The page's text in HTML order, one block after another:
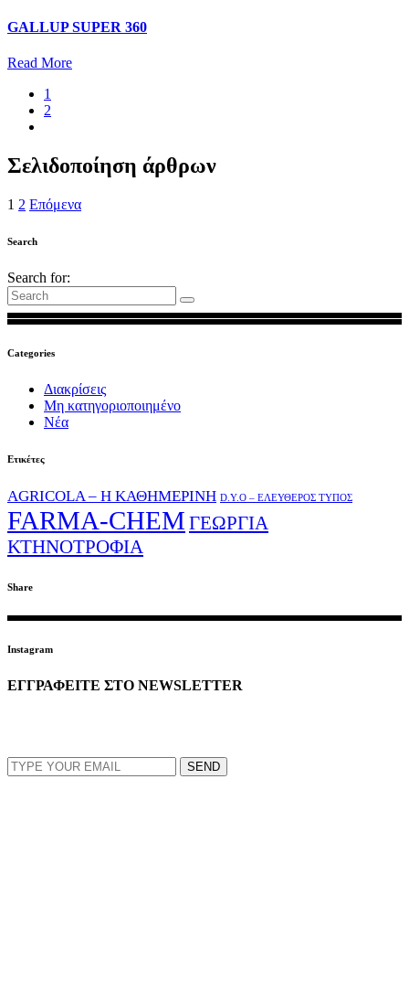
GALLUP SUPER 360
Read More
1
2
Σελιδοποίηση άρθρων
1 2 Επόμενα
Search
Search for:
Categories
Διακρίσεις
Μη κατηγοριοποιημένο
Νέα
Ετικέτες
AGRICOLA – Η ΚΑΘΗΜΕΡΙΝΗ D.Y.O – ΕΛΕΥΘΕΡΟΣ ΤΥΠΟΣ
FARMA-CHEM ΓΕΩΡΓΙΑ
ΚΤΗΝΟΤΡΟΦΙΑ
Share
Instagram
ΕΓΓΡΑΦΕΙΤΕ ΣΤΟ NEWSLETTER